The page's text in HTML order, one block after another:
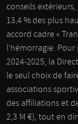
conseils
13,4 % des plus
accord cadre «
l’hémorragie.
2024-2025, la
le seul choix de
associations
des affiliations et
2,3 M €), tout en